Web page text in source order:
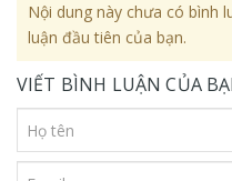
Nội dung này chưa có bình
luận đầu tiên của bạn.
VIẾT BÌNH LUẬN CỦA